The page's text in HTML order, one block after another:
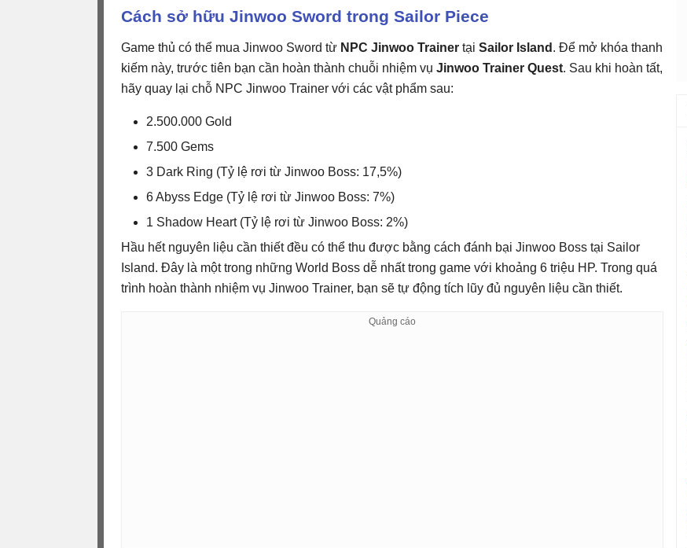
Cách sở hữu Jinwoo Sword trong Sailor Piece
Game thủ có thể mua Jinwoo Sword từ NPC Jinwoo Trainer tại Sailor Island . Để mở khóa thanh
kiếm này, trước tiên bạn cần hoàn thành chuỗi nhiệm vụ Jinwoo Trainer Quest. Sau khi hoàn tất,
hãy quay lại chỗ NPC Jinwoo Trainer với các vật phẩm sau:
2.500.000 Gold
7.500 Gems
3 Dark Ring (Tỷ lệ rơi từ Jinwoo Boss: 17,5%)
6 Abyss Edge (Tỷ lệ rơi từ Jinwoo Boss: 7%)
1 Shadow Heart (Tỷ lệ rơi từ Jinwoo Boss: 2%)
Hầu hết nguyên liệu cần thiết đều có thể thu được bằng cách đánh bại Jinwoo Boss tại Sailor
Island. Đây là một trong những World Boss dễ nhất trong game với khoảng 6 triệu HP. Trong quá
trình hoàn thành nhiệm vụ Jinwoo Trainer, bạn sẽ tự động tích lũy đủ nguyên liệu cần thiết.